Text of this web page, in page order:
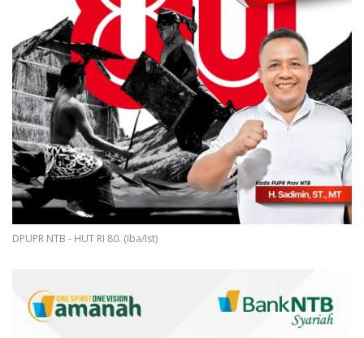
DPUPR NTB - HUT RI 80. (Iba/Ist)